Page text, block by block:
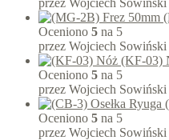
Oceniono 5 na 5
przez Wojciech Sowiński
(KF-03)
Oceniono 5 na 5
przez Wojciech Sowiński
Oceniono 5 na 5
przez Wojciech Sowiński